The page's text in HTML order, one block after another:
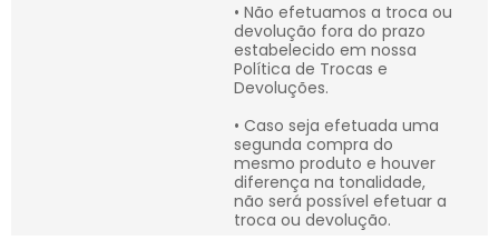
• Não efetuamos a troca ou
devolução fora do prazo
estabelecido em nossa
Política de Trocas e
Devoluções.
• Caso seja efetuada uma
segunda compra do
mesmo produto e houver
diferença na tonalidade,
não será possível efetuar a
troca ou devolução.